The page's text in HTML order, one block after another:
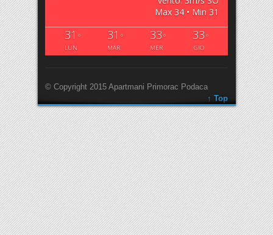
Max 34 • Min 31
31 °
LUN
31 °
MAR
33 °
MER
33 °
GIO
© Copyright 2015 Apartmani Primorac Podaca
↑ Top